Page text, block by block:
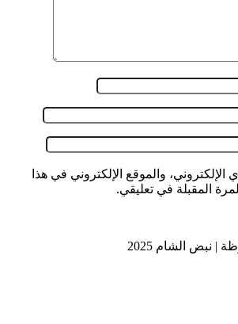
والموقع الإلكتروني في هذا
المقبلة في تعليقي.
نبض الشام 2025